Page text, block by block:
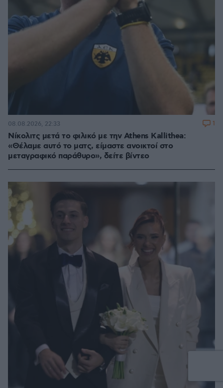
Νίκολιτς μετά το φιλικό με την Athens Kallithea:
«Θέλαμε αυτό το ματς, είμαστε ανοικτοί στο
μεταγραφικό παράθυρο», δείτε βίντεο
08.08.2026, 22:33 1